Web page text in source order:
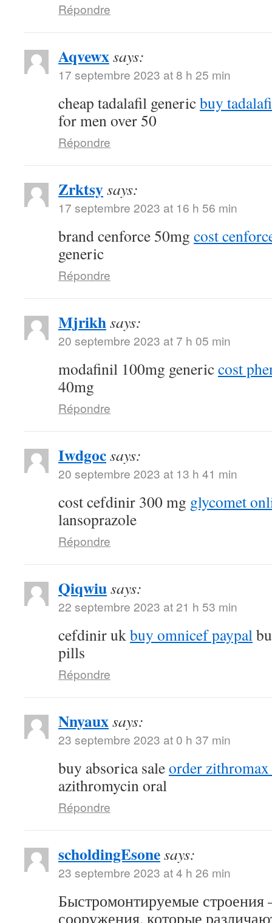
Répondre
Aqvewxsays:
17 septembre 2023 at 8 h 25 min
cheap tadalafil genericbuy
for men over 50
Répondre
Zrktsysays:
17 septembre 2023 at 16 h 56 min
brand cenforce 50mg cost
generic
Répondre
Mjrikhsays:
20 septembre 2023 at 7 h 05 min
modafinil 100mg genericcost
40mg
Répondre
Iwdgocsays:
20 septembre 2023 at 13 h 41 min
cost cefdinir 300 mg glycomet
lansoprazole
Répondre
Qiqwiusays:
22 septembre 2023 at 21 h 53 min
cefdinir ukbuy omnicef paypal
pills
Répondre
Nnyauxsays:
23 septembre 2023 at 0 h 37 min
buy absorica saleorder
azithromycin oral
Répondre
scholdingEsonesays:
23 septembre 2023 at 4 h 26 min
Быстромонтируемые строения
сооружения, которые